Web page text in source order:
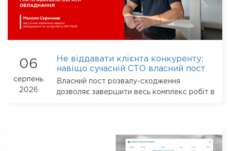
06
серпень
2026
Не віддавати клієнта конкуренту:
навіщо сучасній СТО власний пост
розвалу-сходження
Власний пост розвалу-сходження
дозволяє завершити весь комплекс робіт в
і підтвердити його звітом